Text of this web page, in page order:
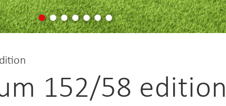
152/58 edition